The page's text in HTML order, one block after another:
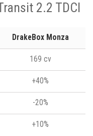
2.2 TDCI
DrakeBox Monza
169 cv
+40%
-20%
+10%